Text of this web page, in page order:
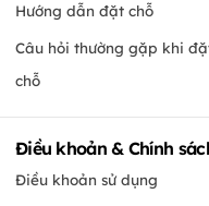
Hướng dẫn đặt chỗ
Câu hỏi thường gặp khi
chỗ
Điều khoản & Chính
Điều khoản sử dụng